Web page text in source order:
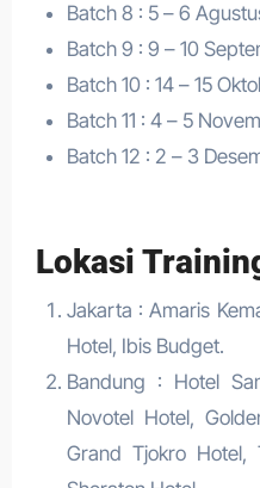
Batch 8 : 5 – 6
Batch 9 : 9 – 10
Batch 10 : 14 – 15
Batch 11 : 4 – 5
Batch 12 : 2 – 3
Lokasi
Jakarta : Amaris
Hotel, Ibis Budget.
Bandung : Hotel
Novotel Hotel,
Grand Tjokro Hotel,